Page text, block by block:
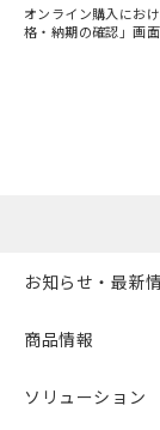
オンライン購入にお
格・納期の確認」画
お知らせ・最新
商品情報
ソリューション